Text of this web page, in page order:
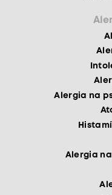
Alergia na
Alergia na